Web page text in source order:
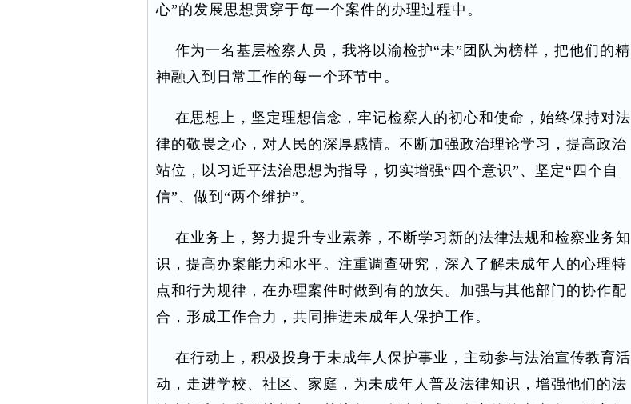
心”的发展思想贯穿于每一个案件的办理过程中。
作为一名基层检察人员，我将以渝检护“未”团队为榜样，把他们的精
神融入到日常工作的每一个环节中。
在思想上，坚定理想信念，牢记检察人的初心和使命，始终保持对法
律的敬畏之心，对人民的深厚感情。不断加强政治理论学习，提高政治
站位，以习近平法治思想为指导，切实增强“四个意识”、坚定“四个自
信”、做到“两个维护”。
在业务上，努力提升专业素养，不断学习新的法律法规和检察业务知
识，提高办案能力和水平。注重调查研究，深入了解未成年人的心理特
点和行为规律，在办理案件时做到有的放矢。加强与其他部门的协作配
合，形成工作合力，共同推进未成年人保护工作。
在行动上，积极投身于未成年人保护事业，主动参与法治宣传教育活
动，走进学校、社区、家庭，为未成年人普及法律知识，增强他们的法